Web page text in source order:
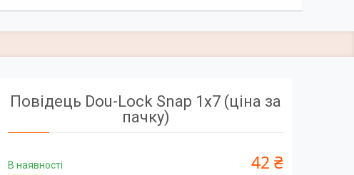
Повідець Dou-Lock Snap 1х7 (ціна за
пачку)
В наявності
42 ₴